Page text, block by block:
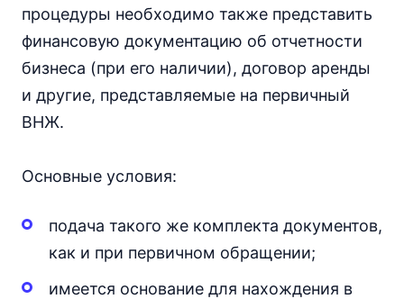
процедуры необходимо также представить
финансовую документацию об отчетности
бизнеса (при его наличии), договор аренды
и другие, представляемые на первичный
ВНЖ.
Основные условия:
подача такого же комплекта документов,
как и при первичном обращении;
имеется основание для нахождения в